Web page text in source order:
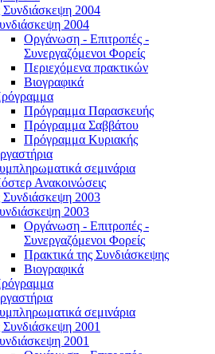
Συνδιάσκεψη 2004
2004
Οργάνωση - Επιτροπές -
Συνεργαζόμενοι Φορείς
Περιεχόμενα πρακτικών
Βιογραφικά
Πρόγραμμα Παρασκευής
Πρόγραμμα Σαββάτου
Πρόγραμμα Κυριακής
σεμινάρια
Ανακοινώσεις
Συνδιάσκεψη 2003
2003
Οργάνωση - Επιτροπές -
Συνεργαζόμενοι Φορείς
Πρακτικά της Συνδιάσκεψης
Βιογραφικά
σεμινάρια
Συνδιάσκεψη 2001
2001